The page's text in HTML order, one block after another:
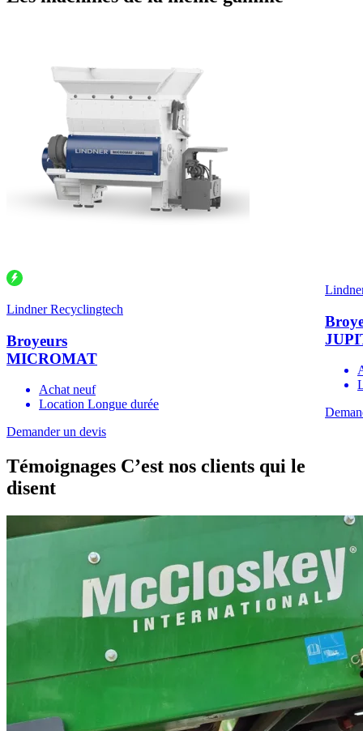
Lindner Recyclingtech
Broyeurs
MICROMAT
Achat neuf
Location Longue durée
Demander un devis
Témoignages C’est nos clients qui le
disent